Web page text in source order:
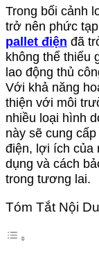
Trong bối cảnh
trở nên phức
pallet điện đã
không thể thiếu
lao động thủ
Với khả năng
thiện với môi
nhiều loại hình
này sẽ cung
điện, lợi ích của
dụng và cách
trong tương lai.
Tóm Tắt Nội